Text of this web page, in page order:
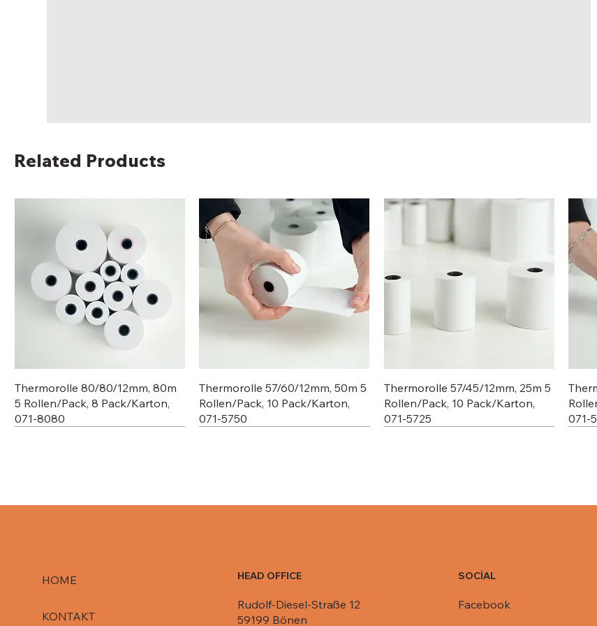
Related Products
Thermorolle 80/80/12mm, 80m
5 Rollen/Pack, 8 Pack/Karton,
071-8080
Thermorolle 57/60/12mm, 50m 5
Rollen/Pack, 10 Pack/Karton,
071-5750
Thermorolle 57/45/12mm, 25m 5
Rollen/Pack, 10 Pack/Karton,
071-5725
071-
Deckel für Aluschale C807-1000,
Deckel für Aluschale C803-1450,
Deckel für Aluschale R84-861,
Deckel für Aluschale R1-845,
Deckel für R651 L / 080-R651/
HOME
KONTAKT
HEAD OFFICE
Rudolf-Diesel-Straße 12
59199 Bönen
SOCİAL
Facebook